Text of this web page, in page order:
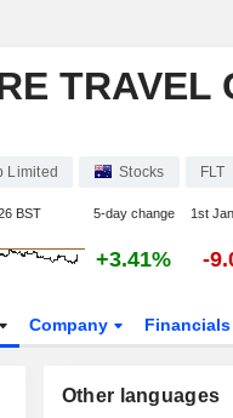
TRAVEL
Limited Stocks FLT
BST 5-day change 1st
+3.41% -
Company Financials
Other languages